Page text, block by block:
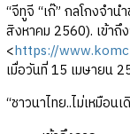
“จีทูจี “เก๊” กลโกงจำน
สิงหาคม 2560). เข้าถึ
<https://
เมื่อวันที่ 15 เมษายน
“ชาวนาไทย..ไม่เหมือนเ